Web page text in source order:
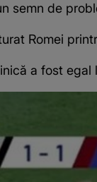
semn de
Romei
a fost egal